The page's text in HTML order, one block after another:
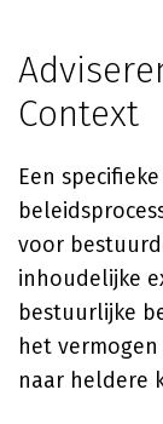
Context
Een
voor
inhoudelijke
bestuurlijke
het
naar heldere